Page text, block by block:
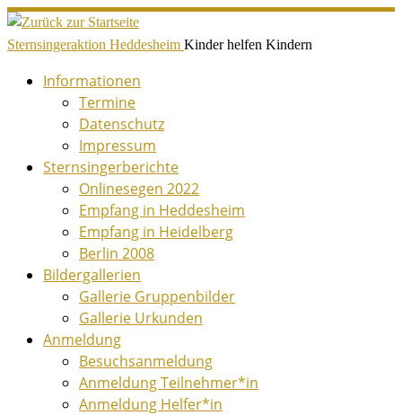
Zum
Inhalt
Sternsingeraktion Heddesheim Kinder helfen Kindern
Informationen
Termine
Datenschutz
Impressum
Sternsingerberichte
Onlinesegen 2022
Empfang in Heddesheim
Empfang in Heidelberg
Berlin 2008
Bildergallerien
Gallerie Gruppenbilder
Gallerie Urkunden
Anmeldung
Besuchsanmeldung
Anmeldung Teilnehmer*in
Anmeldung Helfer*in